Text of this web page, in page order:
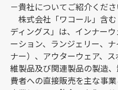
－貴社についてご紹介くださ
株式会社「ワコール」含
ディングス」は、インナー
ーション、ランジェリー、
ナー）、アウターウェア、
維製品及び関連製品の製造
費者への直接販売を主な事